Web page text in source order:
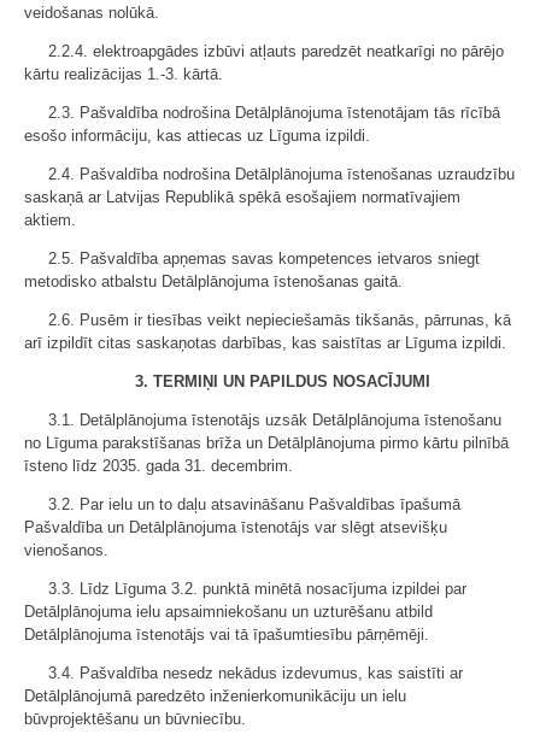
veidošanas nolūkā.
2.2.4. elektroapgādes izbūvi atļauts paredzēt neatkarīgi no pārējo
kārtu realizācijas 1.-3. kārtā.
2.3. Pašvaldība nodrošina Detālplānojuma īstenotājam tās rīcībā
esošo informāciju, kas attiecas uz Līguma izpildi.
2.4. Pašvaldība nodrošina Detālplānojuma īstenošanas uzraudzību
saskaņā ar Latvijas Republikā spēkā esošajiem normatīvajiem
aktiem.
2.5. Pašvaldība apņemas savas kompetences ietvaros sniegt
metodisko atbalstu Detālplānojuma īstenošanas gaitā.
2.6. Pusēm ir tiesības veikt nepieciešamās tikšanās, pārrunas, kā
arī izpildīt citas saskaņotas darbības, kas saistītas ar Līguma izpildi.
3. TERMIŅI UN PAPILDUS NOSACĪJUMI
3.1. Detālplānojuma īstenotājs uzsāk Detālplānojuma īstenošanu
no Līguma parakstīšanas brīža un Detālplānojuma pirmo kārtu pilnībā
īsteno līdz 2035. gada 31. decembrim.
3.2. Par ielu un to daļu atsavināšanu Pašvaldības īpašumā
Pašvaldība un Detālplānojuma īstenotājs var slēgt atsevišķu
vienošanos.
3.3. Līdz Līguma 3.2. punktā minētā nosacījuma izpildei par
Detālplānojuma ielu apsaimniekošanu un uzturēšanu atbild
Detālplānojuma īstenotājs vai tā īpašumtiesību pārņēmēji.
3.4. Pašvaldība nesedz nekādus izdevumus, kas saistīti ar
Detālplānojumā paredzēto inženierkomunikāciju un ielu
būvprojektēšanu un būvniecību.